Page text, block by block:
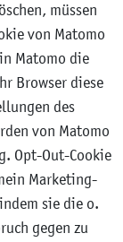
müssen
von Matomo
Matomo die
Browser diese
des
von Matomo
Opt-Out-Cookie
Marketing-
sie die o.
gegen zu